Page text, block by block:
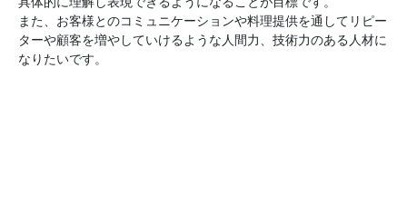
また、お客様とのコミュニケーションや料理提供を通してリピー
ターや顧客を増やしていけるような人間力、技術力のある人材に
なりたいです。